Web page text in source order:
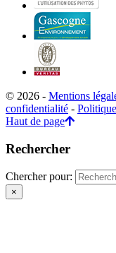
© 2026 - Mentions
confidentialité -
Haut de page
Rechercher
Chercher pour:
×